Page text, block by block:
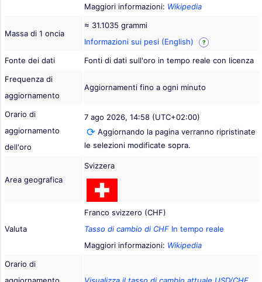
Maggiori informazioni: Wikipedia
Massa di 1 oncia
≈ 31.1035 grammi
Informazioni sui pesi (English)
?
Fonte dei dati
Fonti di dati sull'oro in tempo reale con licenza
Frequenza di
aggiornamento
Aggiornamenti fino a ogni minuto
Orario di
aggiornamento
dell'oro
7 ago 2026, 14:58 (UTC+02:00)
Aggiornando la pagina verranno ripristinate
le selezioni modificate sopra.
Area geografica
Svizzera
Valuta
Franco svizzero (CHF)
Tasso di cambio di CHF In tempo reale
Maggiori informazioni: Wikipedia
Orario di